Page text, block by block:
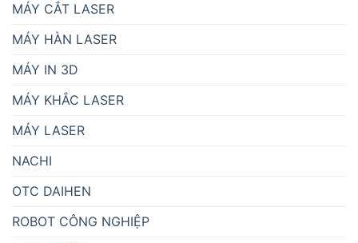
MÁY CẮT LASER
MÁY HÀN LASER
MÁY IN 3D
MÁY KHẮC LASER
MÁY LASER
NACHI
OTC DAIHEN
ROBOT CÔNG NGHIỆP